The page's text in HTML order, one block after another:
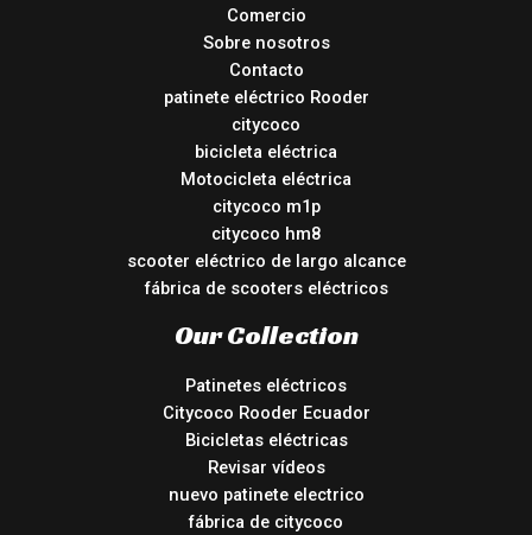
Comercio
Sobre nosotros
Contacto
patinete eléctrico Rooder
citycoco
bicicleta eléctrica
Motocicleta eléctrica
citycoco m1p
citycoco hm8
scooter eléctrico de largo alcance
fábrica de scooters eléctricos
Our Collection
Patinetes eléctricos
Citycoco Rooder Ecuador
Bicicletas eléctricas
Revisar vídeos
nuevo patinete electrico
fábrica de citycoco